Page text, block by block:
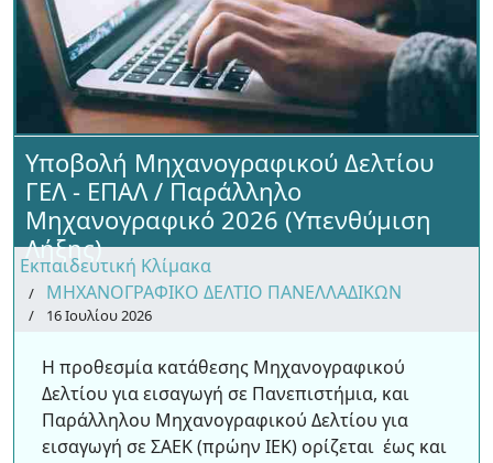
Υποβολή Μηχανογραφικού Δελτίου
ΓΕΛ - ΕΠΑΛ / Παράλληλο
Μηχανογραφικό 2026 (Υπενθύμιση
Λήξης)
Εκπαιδευτική Κλίμακα
ΜΗΧΑΝΟΓΡΑΦΙΚΟ ΔΕΛΤΙΟ ΠΑΝΕΛΛΑΔΙΚΩΝ
16 Ιουλίου 2026
Η προθεσμία κατάθεσης Μηχανογραφικού
Δελτίου για εισαγωγή σε Πανεπιστήμια, και
Παράλληλου Μηχανογραφικού Δελτίου για
εισαγωγή σε ΣΑΕΚ (πρώην ΙΕΚ) ορίζεται έως και